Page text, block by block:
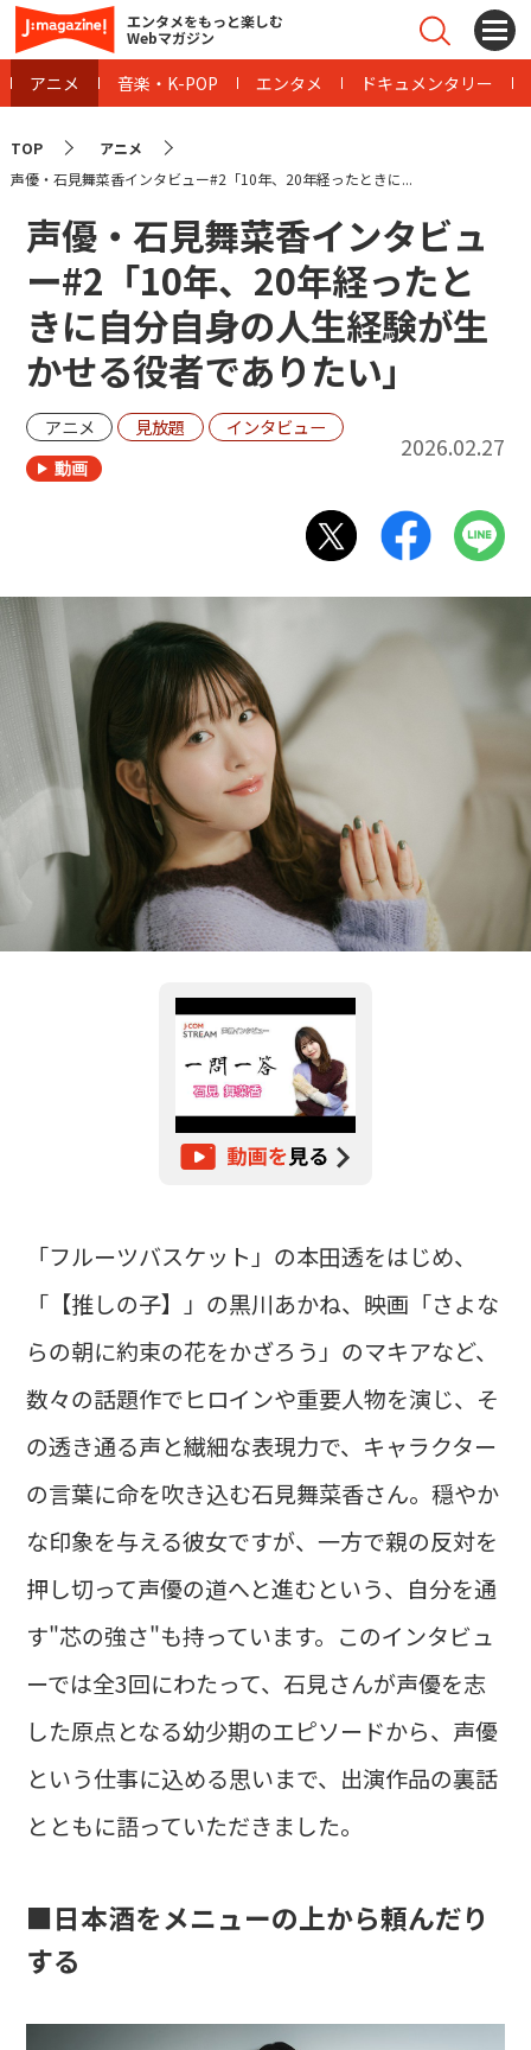
エンタメをもっと楽しむ
Webマガジン
アニメ 音楽・K-POP エンタメ ドキュメンタリー
TOP
アニメ
声優・石見舞菜香インタビュー#2「10年、20年経ったときに...
声優・石見舞菜香インタビュ
ー#2「10年、20年経ったと
きに自分自身の人生経験が生
かせる役者でありたい」
アニメ 見放題 インタビュー
2026.02.27
「フルーツバスケット」の本田透をはじめ、
「【推しの子】」の黒川あかね、映画「さよな
らの朝に約束の花をかざろう」のマキアなど、
数々の話題作でヒロインや重要人物を演じ、そ
の透き通る声と繊細な表現力で、キャラクター
の言葉に命を吹き込む石見舞菜香さん。穏やか
な印象を与える彼女ですが、一方で親の反対を
押し切って声優の道へと進むという、自分を通
す"芯の強さ"も持っています。このインタビュ
ーでは全3回にわたって、石見さんが声優を志
した原点となる幼少期のエピソードから、声優
という仕事に込める思いまで、出演作品の裏話
とともに語っていただきました。
■日本酒をメニューの上から頼んだり
する